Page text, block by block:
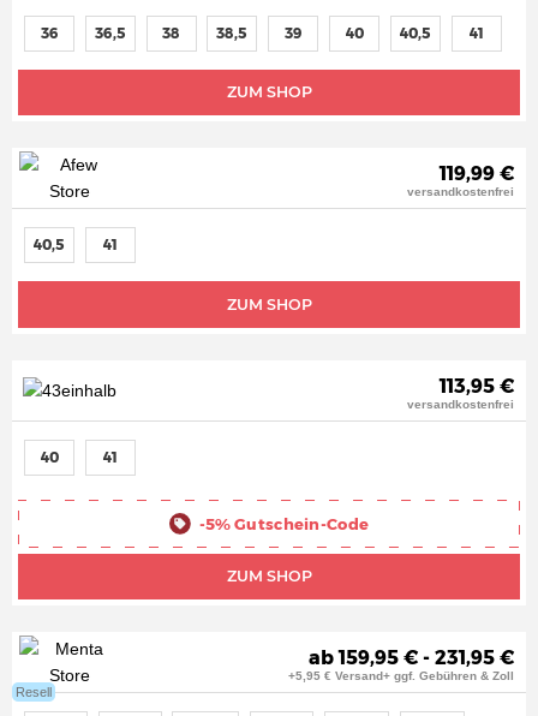
ZUM SHOP
36 36,5 38 38,5 39 40 40,5 41
119,99 €
versandkostenfrei
ZUM SHOP
40,5 41
113,95 €
versandkostenfrei
ZUM SHOP
-5%Gutschein-Code
40 41
Resell
ab 159,95 € - 231,95 €
+5,95 € Versand+ ggf. Gebühren & Zoll